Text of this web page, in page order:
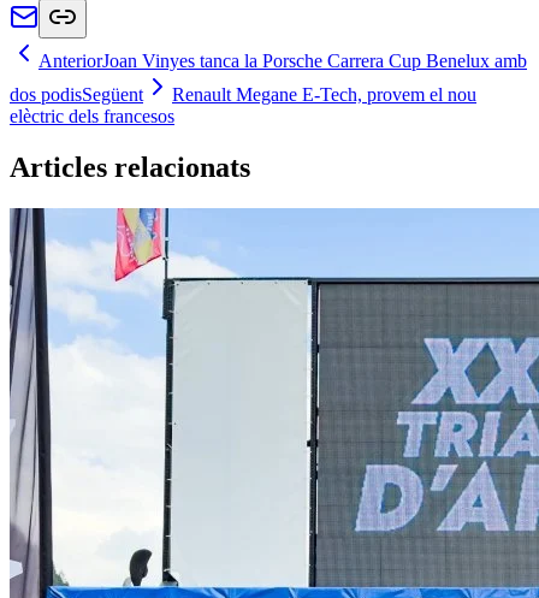
AnteriorJoan Vinyes tanca la Porsche Carrera Cup Benelux amb
dos podisSegüent
Renault Megane E-Tech, provem el nou
elèctric dels francesos
Articles relacionats